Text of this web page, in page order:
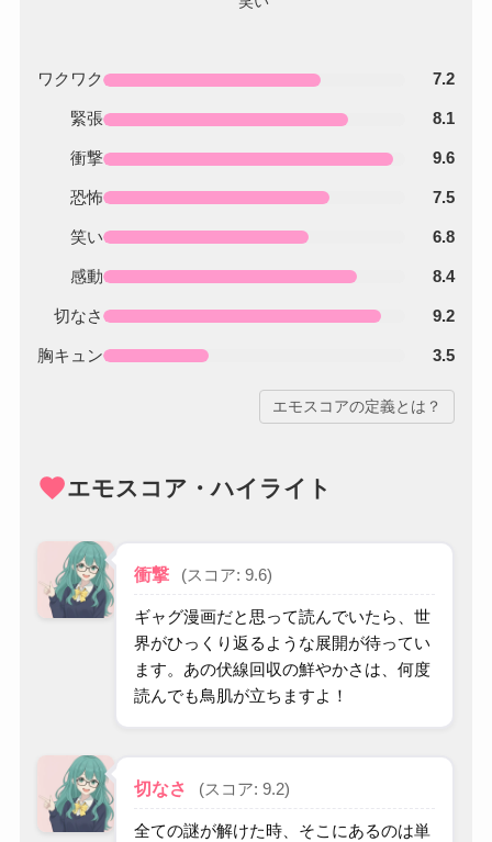
ワクワク 7.2
緊張 8.1
衝撃 9.6
恐怖 7.5
笑い 6.8
感動 8.4
切なさ 9.2
胸キュン 3.5
エモスコアの定義とは？
favoriteエモスコア・ハイライト
衝撃 (スコア: 9.6)
ギャグ漫画だと思って読んでいたら、世
界がひっくり返るような展開が待ってい
ます。あの伏線回収の鮮やかさは、何度
読んでも鳥肌が立ちますよ！
切なさ (スコア: 9.2)
全ての謎が解けた時、そこにあるのは単